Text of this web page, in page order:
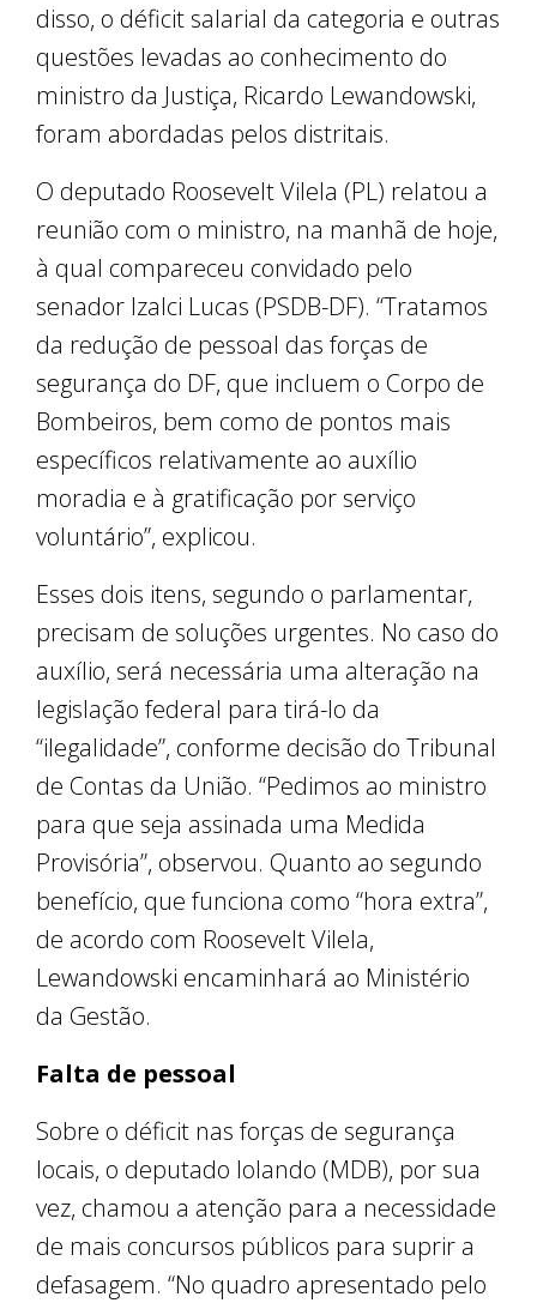
disso, o déficit salarial da categoria e outras
questões levadas ao conhecimento do
ministro da Justiça, Ricardo Lewandowski,
foram abordadas pelos distritais.
O deputado Roosevelt Vilela (PL) relatou a
reunião com o ministro, na manhã de hoje,
à qual compareceu convidado pelo
senador Izalci Lucas (PSDB-DF). “Tratamos
da redução de pessoal das forças de
segurança do DF, que incluem o Corpo de
Bombeiros, bem como de pontos mais
específicos relativamente ao auxílio
moradia e à gratificação por serviço
voluntário”, explicou.
Esses dois itens, segundo o parlamentar,
precisam de soluções urgentes. No caso do
auxílio, será necessária uma alteração na
legislação federal para tirá-lo da
“ilegalidade”, conforme decisão do Tribunal
de Contas da União. “Pedimos ao ministro
para que seja assinada uma Medida
Provisória”, observou. Quanto ao segundo
benefício, que funciona como “hora extra”,
de acordo com Roosevelt Vilela,
Lewandowski encaminhará ao Ministério
da Gestão.
Falta de pessoal
Sobre o déficit nas forças de segurança
locais, o deputado Iolando (MDB), por sua
vez, chamou a atenção para a necessidade
de mais concursos públicos para suprir a
defasagem. “No quadro apresentado pelo